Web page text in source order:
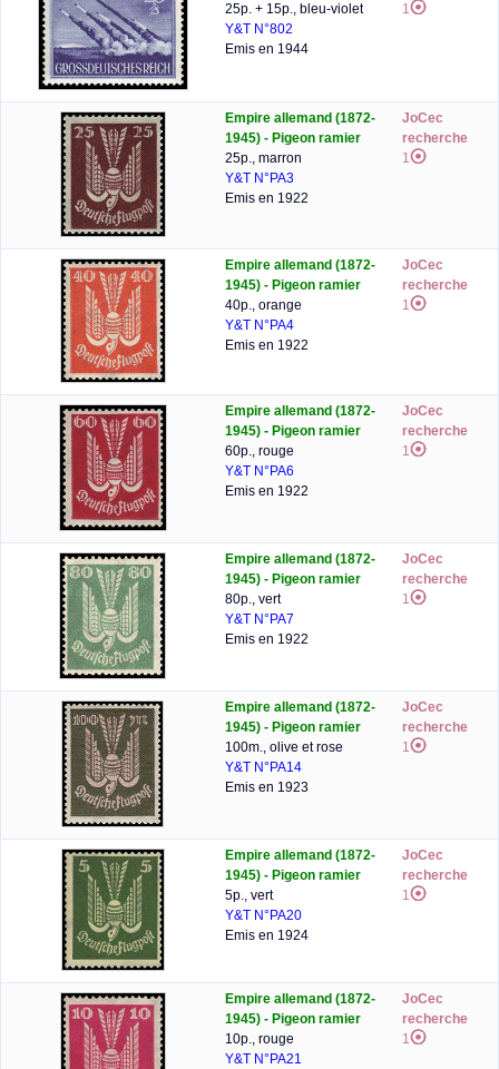
25p. + 15p., bleu-violet
Y&T N°802
Emis en 1944
1
Empire allemand (1872-
1945) - Pigeon ramier
25p., marron
Y&T N°PA3
Emis en 1922
JoCec
recherche
1
Empire allemand (1872-
1945) - Pigeon ramier
40p., orange
Y&T N°PA4
Emis en 1922
JoCec
recherche
1
Empire allemand (1872-
1945) - Pigeon ramier
60p., rouge
Y&T N°PA6
Emis en 1922
JoCec
recherche
1
Empire allemand (1872-
1945) - Pigeon ramier
80p., vert
Y&T N°PA7
Emis en 1922
JoCec
recherche
1
Empire allemand (1872-
1945) - Pigeon ramier
100m., olive et rose
Y&T N°PA14
Emis en 1923
JoCec
recherche
1
Empire allemand (1872-
1945) - Pigeon ramier
5p., vert
Y&T N°PA20
Emis en 1924
JoCec
recherche
1
Empire allemand (1872-
1945) - Pigeon ramier
10p., rouge
Y&T N°PA21
JoCec
recherche
1